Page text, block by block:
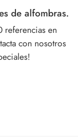
de alfombras.
referencias en
con nosotros